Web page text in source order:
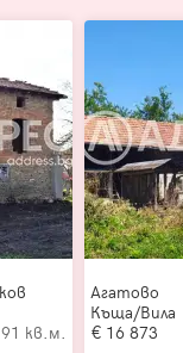
91 кв.м.
Агатово
Къща/Вила
16 873